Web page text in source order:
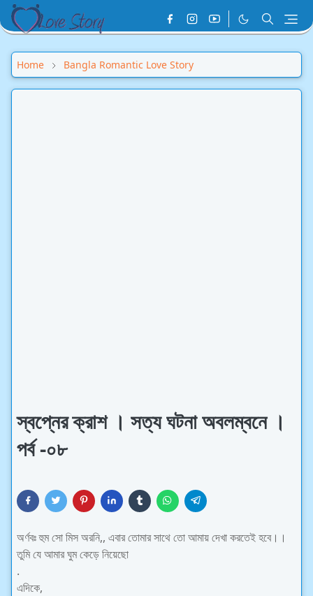
Home Bangla Romantic Love Story
স্বপ্নের ক্রাশ । সত্য ঘটনা অবলম্বনে ।
পর্ব -০৮
অর্ণবঃ হুম সো মিস অরনি,, এবার তোমার সাথে তো আমায় দেখা করতেই হবে।।
তুমি যে আমার ঘুম কেড়ে নিয়েছো
.
এদিকে,